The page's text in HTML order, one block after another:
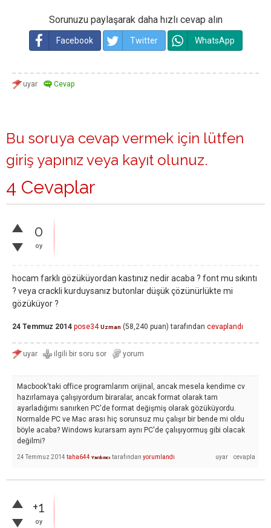
Sorunuzu paylaşarak daha hızlı cevap alın
Facebook Twitter WhatsApp
Bu soruya cevap vermek için lütfen
giriş yapınız veya kayıt olunuz.
4 Cevaplar
0
oy
hocam farklı gözüküyordan kastınız nedir acaba ? font mu sıkıntı
? veya crackli kurduysanız butonlar düşük çözünürlükte mi
gözüküyor ?
24 Temmuz 2014 pose34 Uzman (58,240 puan) tarafından cevaplandı
Macbook'taki office programlarım orijinal, ancak mesela kendime cv
hazırlamaya çalışıyordum biraralar, ancak format olarak tam
ayarladığımı sanırken PC'de format değişmiş olarak gözüküyordu.
Normalde PC ve Mac arası hiç sorunsuz mu çalışır bir bende mi oldu
böyle acaba? Windows kurarsam aynı PC'de çalışıyormuş gibi olacak
değilmi?
24 Temmuz 2014 taha644 Yardımcı tarafından yorumlandı
+1
oy